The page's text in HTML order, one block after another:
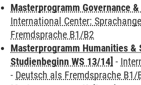
Masterprogramm Governance
International Center:
Fremdsprache B1/B2
Masterprogramm Humanities
Studienbeginn WS 13/14] -
- Deutsch als Fremdsprache B1/